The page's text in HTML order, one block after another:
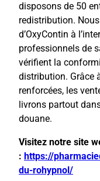
disposons de 50
redistribution.
d’OxyContin à
professionnels de
vérifient la
distribution. Grâce
renforcées, les
livrons partout
douane.
Visitez notre site
: https://
du-rohypnol/